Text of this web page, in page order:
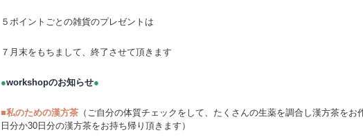
５ポイントごとの雑貨のプレゼントは
７月末をもちまして、終了させて頂きます
●workshopのお知らせ●
■私のための漢方茶 （ご自分の体質チェックをして、たくさんの生薬を調合し漢方茶をお
日分か30日分の漢方茶をお持ち帰り頂きます）